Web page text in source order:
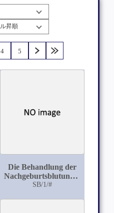
4 5
Die Behandlung der
Nachgeburtsblutungen
im Frauenspital Basel-
SB/1/#